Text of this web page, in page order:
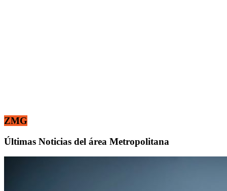
ZMG
Últimas Noticias del área Metropolitana